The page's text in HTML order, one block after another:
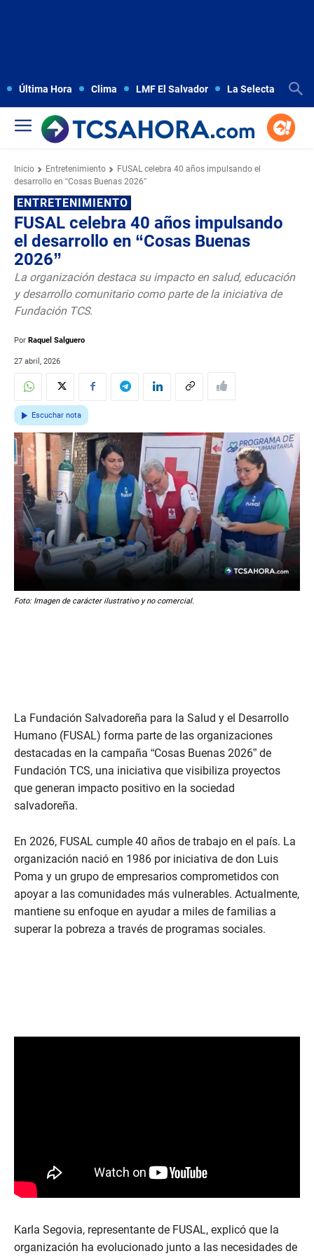
Última Hora Clima LMF El Salvador La Selecta
Inicio Entretenimiento
FUSAL celebra 40 años impulsando el
desarrollo en “Cosas Buenas 2026”
ENTRETENIMIENTO
FUSAL celebra 40 años impulsando
el desarrollo en “Cosas Buenas
2026”
La organización destaca su impacto en salud, educación
y desarrollo comunitario como parte de la iniciativa de
Fundación TCS.
Por Raquel Salguero
27 abril, 2026
Escuchar nota
Foto: Imagen de carácter ilustrativo y no comercial.
La Fundación Salvadoreña para la Salud y el Desarrollo
Humano (FUSAL) forma parte de las organizaciones
destacadas en la campaña “Cosas Buenas 2026” de
Fundación TCS, una iniciativa que visibiliza proyectos
que generan impacto positivo en la sociedad
salvadoreña.
En 2026, FUSAL cumple 40 años de trabajo en el país. La
organización nació en 1986 por iniciativa de don Luis
Poma y un grupo de empresarios comprometidos con
apoyar a las comunidades más vulnerables. Actualmente,
mantiene su enfoque en ayudar a miles de familias a
superar la pobreza a través de programas sociales.
Karla Segovia, representante de FUSAL, explicó que la
organización ha evolucionado junto a las necesidades de